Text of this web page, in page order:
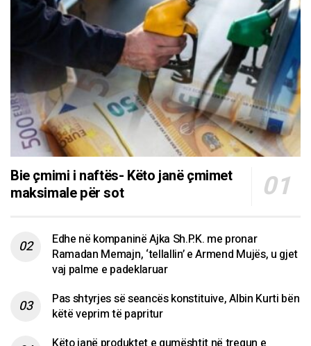
Bie çmimi i naftës- Këto janë çmimet
maksimale për sot
Edhe në kompaninë Ajka Sh.P.K. me pronar
Ramadan Memajn, ‘tellallin’ e Armend Mujës, u gjet
vaj palme e padeklaruar
Pas shtyrjes së seancës konstituive, Albin Kurti bën
këtë veprim të papritur